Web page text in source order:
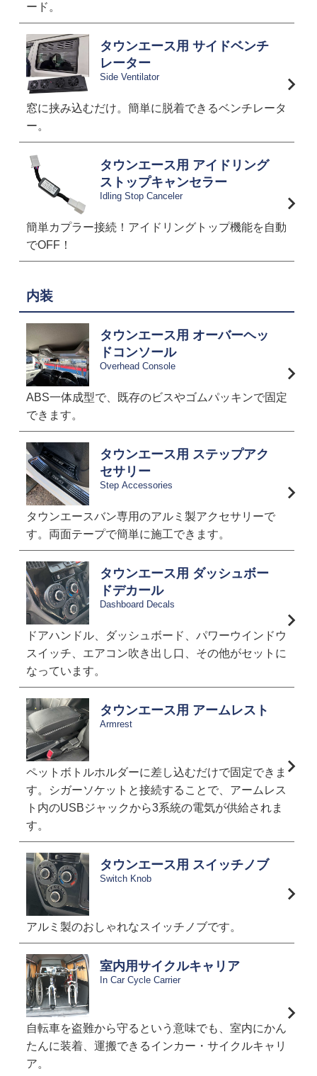
ード。
タウンエース用 サイドベンチ
レーター
Side Ventilator
窓に挟み込むだけ。簡単に脱着できるベンチレータ
ー。
タウンエース用 アイドリング
ストップキャンセラー
Idling Stop Canceler
簡単カプラー接続！アイドリングトップ機能を自動
でOFF！
内装
タウンエース用 オーバーヘッ
ドコンソール
Overhead Console
ABS一体成型で、既存のビスやゴムパッキンで固定
できます。
タウンエース用 ステップアク
セサリー
Step Accessories
タウンエースバン専用のアルミ製アクセサリーで
す。両面テープで簡単に施工できます。
タウンエース用 ダッシュボー
ドデカール
Dashboard Decals
ドアハンドル、ダッシュボード、パワーウインドウ
スイッチ、エアコン吹き出し口、その他がセットに
なっています。
タウンエース用 アームレスト
Armrest
ペットボトルホルダーに差し込むだけで固定できま
す。シガーソケットと接続することで、アームレス
ト内のUSBジャックから3系統の電気が供給されま
す。
タウンエース用 スイッチノブ
Switch Knob
アルミ製のおしゃれなスイッチノブです。
室内用サイクルキャリア
In Car Cycle Carrier
自転車を盗難から守るという意味でも、室内にかん
たんに装着、運搬できるインカー・サイクルキャリ
ア。